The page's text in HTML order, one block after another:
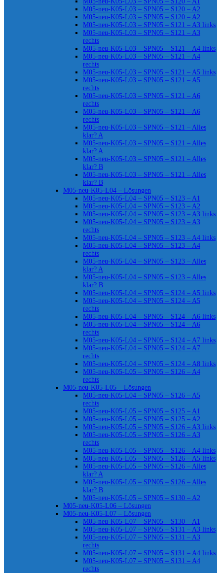
M05-neu-K05-L03 – SPN05 – S120 – A2
M05-neu-K05-L03 – SPN05 – S120 – A2
M05-neu-K05-L03 – SPN05 – S121 – A3 links
M05-neu-K05-L03 – SPN05 – S121 – A3
rechts
M05-neu-K05-L03 – SPN05 – S121 – A4 links
M05-neu-K05-L03 – SPN05 – S121 – A4
rechts
M05-neu-K05-L03 – SPN05 – S121 – A5 links
M05-neu-K05-L03 – SPN05 – S121 – A5
rechts
M05-neu-K05-L03 – SPN05 – S121 – A6
rechts
M05-neu-K05-L03 – SPN05 – S121 – A6
rechts
M05-neu-K05-L03 – SPN05 – S121 – Alles
klar? A
M05-neu-K05-L03 – SPN05 – S121 – Alles
klar? A
M05-neu-K05-L03 – SPN05 – S121 – Alles
klar? B
M05-neu-K05-L03 – SPN05 – S121 – Alles
klar? B
M05-neu-K05-L04 – Lösungen
M05-neu-K05-L04 – SPN05 – S123 – A1
M05-neu-K05-L04 – SPN05 – S123 – A2
M05-neu-K05-L04 – SPN05 – S123 – A3 links
M05-neu-K05-L04 – SPN05 – S123 – A3
rechts
M05-neu-K05-L04 – SPN05 – S123 – A4 links
M05-neu-K05-L04 – SPN05 – S123 – A4
rechts
M05-neu-K05-L04 – SPN05 – S123 – Alles
klar? A
M05-neu-K05-L04 – SPN05 – S123 – Alles
klar? B
M05-neu-K05-L04 – SPN05 – S124 – A5 links
M05-neu-K05-L04 – SPN05 – S124 – A5
rechts
M05-neu-K05-L04 – SPN05 – S124 – A6 links
M05-neu-K05-L04 – SPN05 – S124 – A6
rechts
M05-neu-K05-L04 – SPN05 – S124 – A7 links
M05-neu-K05-L04 – SPN05 – S124 – A7
rechts
M05-neu-K05-L04 – SPN05 – S124 – A8 links
M05-neu-K05-L05 – SPN05 – S126 – A4
rechts
M05-neu-K05-L05 – Lösungen
M05-neu-K05-L04 – SPN05 – S126 – A5
rechts
M05-neu-K05-L05 – SPN05 – S125 – A1
M05-neu-K05-L05 – SPN05 – S125 – A2
M05-neu-K05-L05 – SPN05 – S126 – A3 links
M05-neu-K05-L05 – SPN05 – S126 – A3
rechts
M05-neu-K05-L05 – SPN05 – S126 – A4 links
M05-neu-K05-L05 – SPN05 – S126 – A5 links
M05-neu-K05-L05 – SPN05 – S126 – Alles
klar? A
M05-neu-K05-L05 – SPN05 – S126 – Alles
klar? B
M05-neu-K05-L05 – SPN05 – S130 – A2
M05-neu-K05-L06 – Lösungen
M05-neu-K05-L07 – Lösungen
M05-neu-K05-L07 – SPN05 – S130 – A1
M05-neu-K05-L07 – SPN05 – S131 – A3 links
M05-neu-K05-L07 – SPN05 – S131 – A3
rechts
M05-neu-K05-L07 – SPN05 – S131 – A4 links
M05-neu-K05-L07 – SPN05 – S131 – A4
rechts